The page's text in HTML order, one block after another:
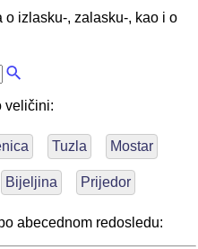
o izlasku-, zalasku-, kao i o
veličini:
Tuzla Mostar
Bijeljina Prijedor
abecednom redosledu: